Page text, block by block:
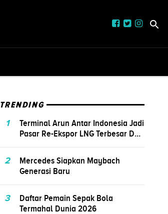
TRENDING
1
Terminal Arun Antar Indonesia Jadi
Pasar Re-Ekspor LNG Terbesar D...
2
Mercedes Siapkan Maybach
Generasi Baru
3
Daftar Pemain Sepak Bola
Termahal Dunia 2026